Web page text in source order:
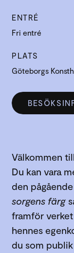
ENTRÉ
Fri entré
PLATS
Göteborgs
Välkommen
Du kan vara
den
sorgens färg
framför verket
hennes
du som